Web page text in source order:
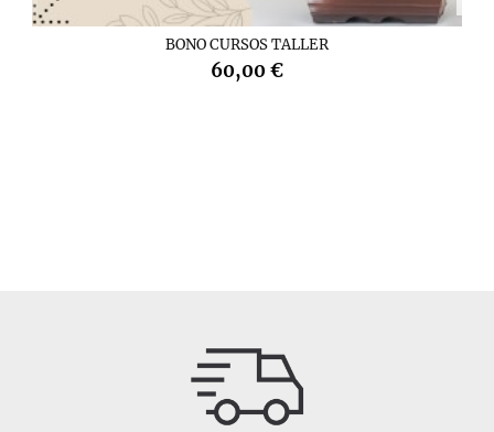
BONO CURSOS TALLER
60,00 €